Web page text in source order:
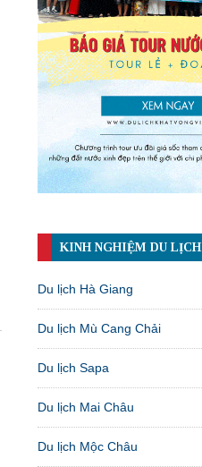
KINH NGHIỆM DU LỊCH
Du lịch Hà Giang
Du lịch Mù Cang Chải
Du lịch Sapa
Du lịch Mai Châu
Du lịch Mộc Châu